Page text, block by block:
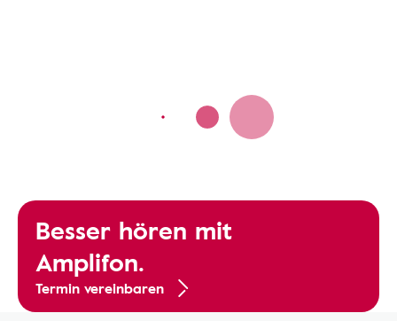
Besser hören mit
Amplifon.
Termin vereinbaren